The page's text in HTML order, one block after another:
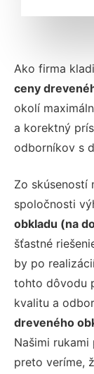
Ako firma
ceny
okolí
a korektný
odborníkov s
Zo skúseností
spoločnosti
obkladu (na
šťastné
by po
tohto dôvodu
kvalitu a
dreveného
Našimi
preto veríme,